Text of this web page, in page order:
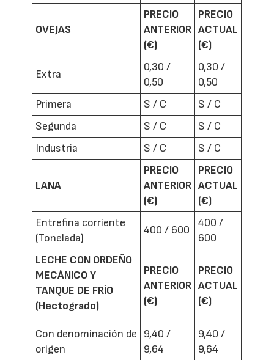
OVEJAS
PRECIO
ANTERIOR
(€)
PRECIO
ACTUAL
(€)
Extra
0,30 /
0,50
0,30 /
0,50
Primera
S / C
S / C
Segunda
S / C
S / C
Industria
S / C S / C
LANA
PRECIO
ANTERIOR
(€)
PRECIO
ACTUAL
(€)
Entrefina corriente
(Tonelada)
400 / 600
400 /
600
LECHE CON ORDEÑO
MECÁNICO Y
TANQUE DE FRÍO
(Hectogrado)
PRECIO
ANTERIOR
(€)
PRECIO
ACTUAL
(€)
Con denominación de
origen
9,40 /
9,64
9,40 /
9,64